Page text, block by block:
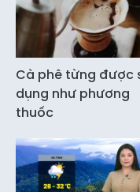
Cà phê từng được
dụng như phương
thuốc